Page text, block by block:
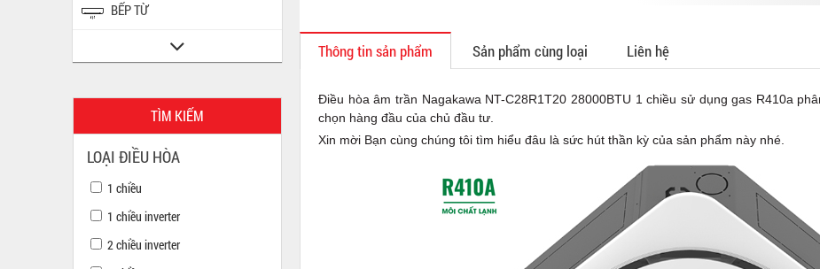
BẾP TỪ
TÌM KIẾM
LOẠI ĐIỀU HÒA
1 chiều
1 chiều inverter
2 chiều inverter
Thông tin sản phẩm Sản phẩm cùng loại Liên hệ
Điều hòa âm trần Nagakawa NT-C28R1T20 28000BTU 1 chiều sử dụng gas R410a
chọn hàng đầu của chủ đầu tư.
Xin mời Bạn cùng chúng tôi tìm hiểu đâu là sức hút thần kỳ của sản phẩm này nhé.